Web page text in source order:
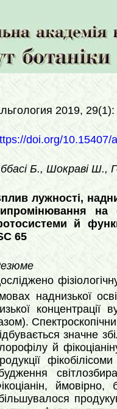
2019,
doi.org/10.15407/
Б., Шокраві Ш.,
лужності,
на
й
65
наднизької
концентрації
значне
й